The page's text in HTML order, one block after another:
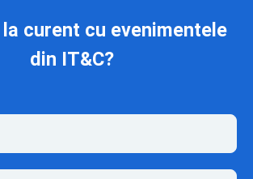
curent cu evenimentele
din IT&C?